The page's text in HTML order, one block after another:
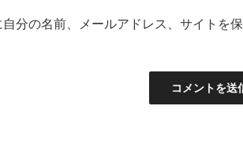
分の名前、メールアドレス、サイトを